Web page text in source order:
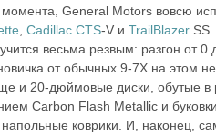
General Motors вовсю
Cadillac CTS-V и TrailBlazer
весьма резвым: разгон от 0
от обычных 9-7X на этом не
и 20-дюймовые диски, обутые в
Carbon Flash Metallic и
коврики. И, наконец,